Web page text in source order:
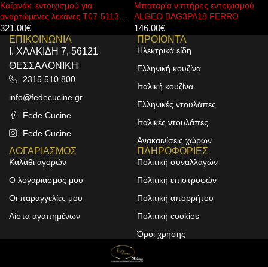
5113
Μπαταρία νιπτήρος εντοιχισμού
ALGEO BAG3PA18 FERRO
Μπαταρία μπιντέ
B205A05 KARAG
ΕΠΙΚΟΙΝΩΝΙΑ
Ι. ΧΑΛΚΙΔΗ 7, 56121
ΘΕΣΣΑΛΟΝΙΚΗ
2315 510 800
info@fedecucine.gr
Fede Cucine
Fede Cucine
ΠΡΟΙΟΝΤΑ
Ηλεκτρικά είδη
Ελληνική κουζίνα
Ιταλική κουζίνα
Ελληνικές ντουλάπες
Ιταλικές ντουλάπες
Ανακαινίσεις χώρων
ΛΟΓΑΡΙΑΣΜΟΣ
Καλάθι αγορών
Ο λογαριασμός μου
Οι παραγγελίες μου
Λίστα αγαπημένων
ΠΛΗΡΟΦΟΡΙΕΣ
Πολιτική συναλλαγών
Πολιτική επιστροφών
Πολιτική απορρήτου
Πολιτική cookies
Όροι χρήσης
Design & Development by